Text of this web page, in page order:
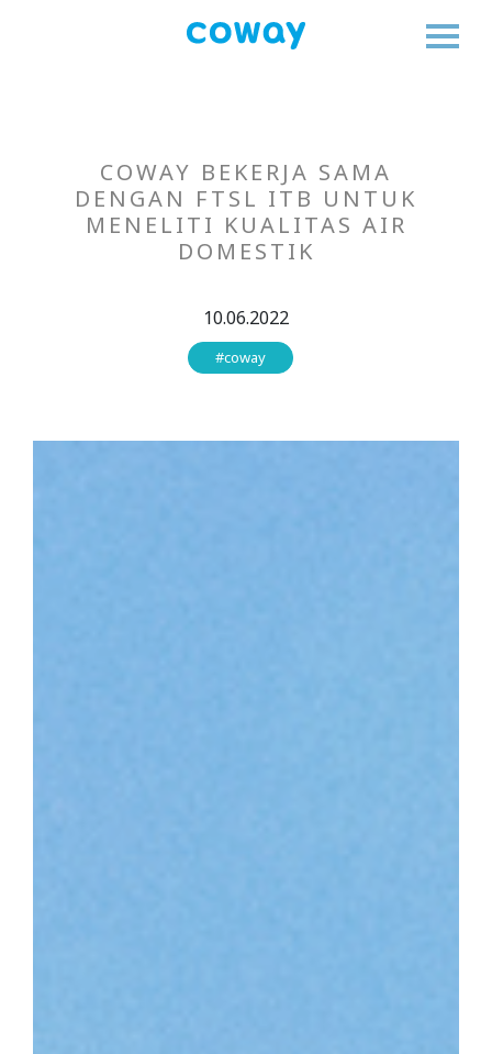
COWAY BEKERJA SAMA
DENGAN FTSL ITB UNTUK
MENELITI KUALITAS AIR
DOMESTIK
10.06.2022
#coway